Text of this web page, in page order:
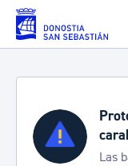
Saltar al contenido
Las